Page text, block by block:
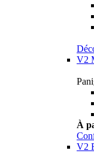
V2
À
V2